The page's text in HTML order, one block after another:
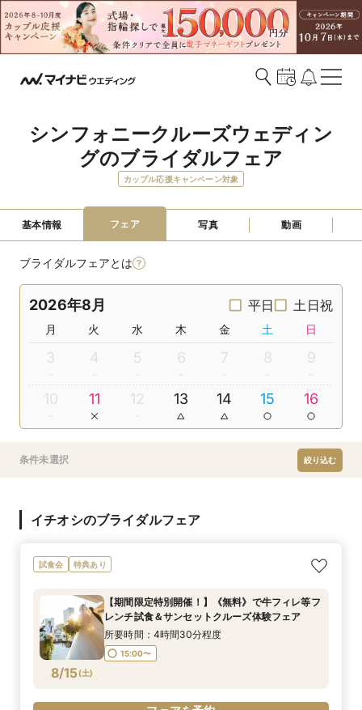
シンフォニークルーズウェディン
グのブライダルフェア
カップル応援キャンペーン対象
基本情報 フェア 写真 動画
ブライダルフェアとは
2026年8月 平日 土日祝
月 火 水 木 金 土 日
3 4 5 6 7 8 9
10 11 12 13 14 15 16
条件未選択 絞り込む
イチオシのブライダルフェア
試食会 特典あり
8/15(土)
【期間限定特別開催！】《無料》で牛フィレ等フ
レンチ試食＆サンセットクルーズ体験フェア
所要時間：4時間30分程度
15:00〜